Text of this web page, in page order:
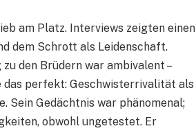
am Platz. Interviews zeigten einen
dem Schrott als Leidenschaft.
den Brüdern war ambivalent –
das perfekt: Geschwisterrivalität als
Sein Gedächtnis war phänomenal;
obwohl ungetestet. Er